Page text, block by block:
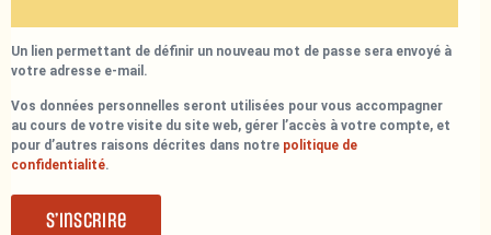
Un lien permettant de définir un nouveau mot de passe sera envoyé à
votre adresse e-mail.
Vos données personnelles seront utilisées pour vous accompagner
au cours de votre visite du site web, gérer l’accès à votre compte, et
pour d’autres raisons décrites dans notre politique de
confidentialité.
S’inscrire